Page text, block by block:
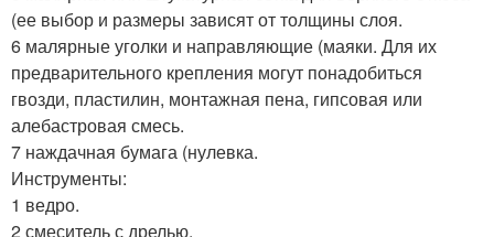
(ее выбор и размеры зависят от толщины слоя.
6 малярные уголки и направляющие (маяки. Для их
предварительного крепления могут понадобиться
гвозди, пластилин, монтажная пена, гипсовая или
алебастровая смесь.
7 наждачная бумага (нулевка.
Инструменты:
1 ведро.
2 смеситель с дрелью.